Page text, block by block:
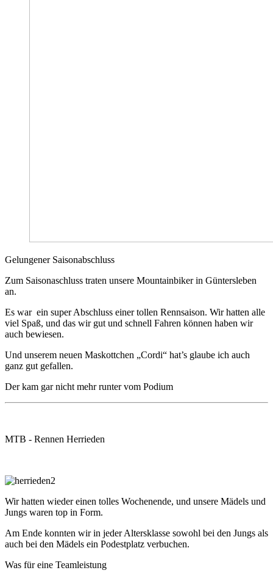
Gelungener Saisonabschluss
Zum Saisonaschluss traten unsere Mountainbiker in Güntersleben
an.
Es war ein super Abschluss einer tollen Rennsaison. Wir hatten alle
viel Spaß, und das wir gut und schnell Fahren können haben wir
auch bewiesen.
Und unserem neuen Maskottchen „Cordi“ hat’s glaube ich auch
ganz gut gefallen.
Der kam gar nicht mehr runter vom Podium
MTB - Rennen Herrieden
Wir hatten wieder einen tolles Wochenende, und unsere Mädels und
Jungs waren top in Form.
Am Ende konnten wir in jeder Altersklasse sowohl bei den Jungs als
auch bei den Mädels ein Podestplatz verbuchen.
Was für eine Teamleistung